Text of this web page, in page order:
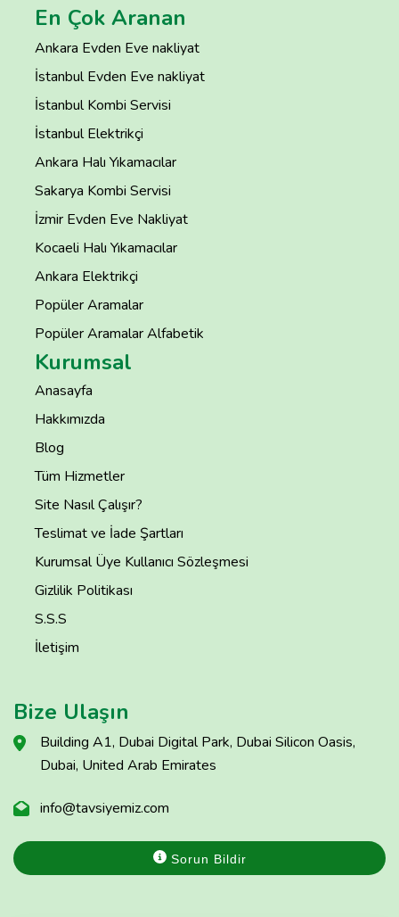
En Çok Aranan
Ankara Evden Eve nakliyat
İstanbul Evden Eve nakliyat
İstanbul Kombi Servisi
İstanbul Elektrikçi
Ankara Halı Yıkamacılar
Sakarya Kombi Servisi
İzmir Evden Eve Nakliyat
Kocaeli Halı Yıkamacılar
Ankara Elektrikçi
Popüler Aramalar
Popüler Aramalar Alfabetik
Kurumsal
Anasayfa
Hakkımızda
Blog
Tüm Hizmetler
Site Nasıl Çalışır?
Teslimat ve İade Şartları
Kurumsal Üye Kullanıcı Sözleşmesi
Gizlilik Politikası
S.S.S
İletişim
Bize Ulaşın
Building A1, Dubai Digital Park, Dubai Silicon Oasis,
Dubai, United Arab Emirates
info@tavsiyemiz.com
Sorun Bildir